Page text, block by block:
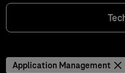
Application Management